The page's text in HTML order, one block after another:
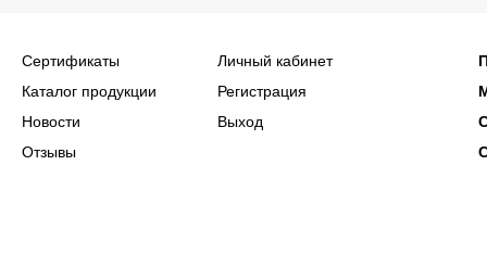
Сертификаты
Каталог продукции
Новости
Отзывы
Личный кабинет
Регистрация
Выход